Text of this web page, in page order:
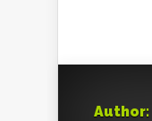
Author: